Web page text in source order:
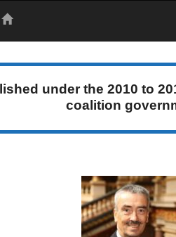
under the 2010 to
coalition